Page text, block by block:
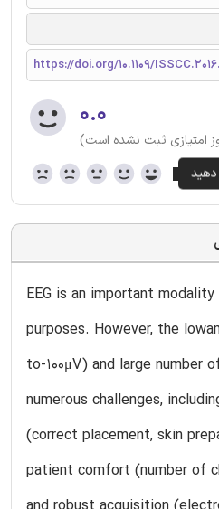
https://doi.org/10.1109/
۰.۰
امتیازی ثبت نشده است)
EEG is an important
purposes. However, the
to-100μV) and large number
numerous challenges,
(correct placement, skin
patient comfort (number of